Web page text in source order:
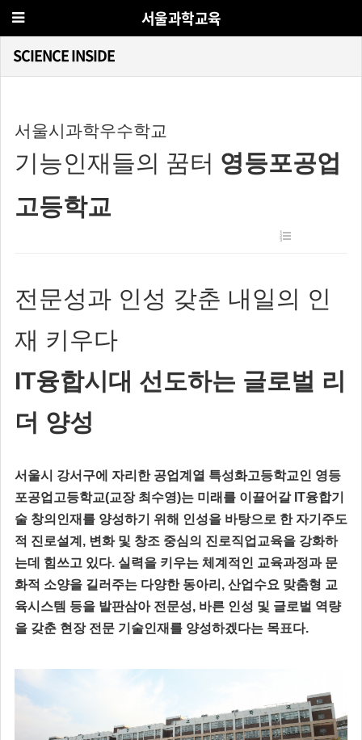
서울과학교육
SCIENCE INSIDE
서울시과학우수학교
기능인재들의 꿈터 영등포공업
고등학교
전문성과 인성 갖춘 내일의 인
재 키우다
IT융합시대 선도하는 글로벌 리
더 양성
서울시 강서구에 자리한 공업계열 특성화고등학교인 영등
포공업고등학교(교장 최수영)는 미래를 이끌어갈 IT융합기
술 창의인재를 양성하기 위해 인성을 바탕으로 한 자기주도
적 진로설계, 변화 및 창조 중심의 진로직업교육을 강화하
는데 힘쓰고 있다. 실력을 키우는 체계적인 교육과정과 문
화적 소양을 길러주는 다양한 동아리, 산업수요 맞춤형 교
육시스템 등을 발판삼아 전문성, 바른 인성 및 글로벌 역량
을 갖춘 현장 전문 기술인재를 양성하겠다는 목표다.